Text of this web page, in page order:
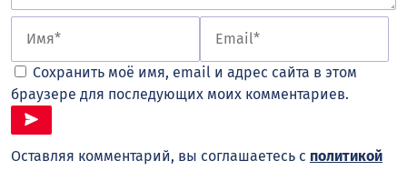
Сохранить моё имя, email и адрес сайта в этом
браузере для последующих моих комментариев.
Оставляя комментарий, вы соглашаетесь с политикой